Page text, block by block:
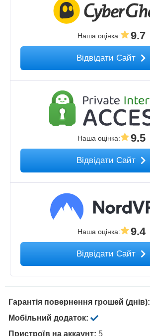
Наша оцінка: 9.7
Відвідати Сайт
Наша оцінка: 9.5
Відвідати Сайт
Наша оцінка: 9.4
Відвідати Сайт
Гарантія повернення грошей (днів):
Мобільний додаток:
Пристроїв на аккаунт: 5